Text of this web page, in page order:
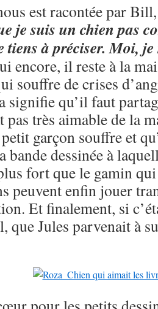
est racontée par
je suis un chien pas
tiens à préciser. Moi,
encore, il reste à la
souffre de crises
signifie qu’il faut
pas très aimable de la
garçon souffre et
bande dessinée à
fort que le gamin
peuvent enfin jouer
Et finalement, si
que Jules parvenait à